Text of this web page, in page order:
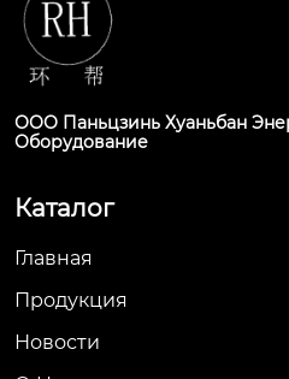
ООО Паньцзинь Хуаньбан
Оборудование
Каталог
Главная
Продукция
Новости